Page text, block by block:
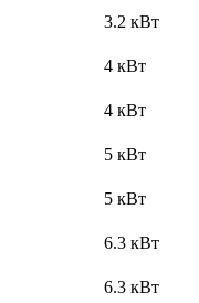
3.2 кВт
4 кВт
4 кВт
5 кВт
5 кВт
6.3 кВт
6.3 кВт